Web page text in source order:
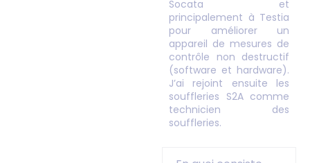
Socata et
principalement à Testia
pour améliorer un
appareil de mesures de
contrôle non destructif
(software et hardware).
J’ai rejoint ensuite les
souffleries S2A comme
technicien des
souffleries.